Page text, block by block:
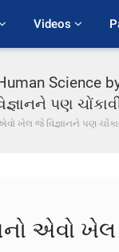
Videos
પણ
ખેલ જે વિજ્ઞાનને પણ
એવો ખેલ